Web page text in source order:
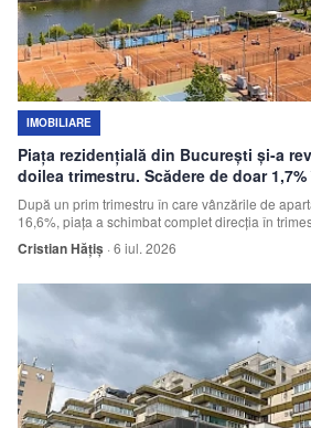
IMOBILIARE
Piața rezidențială din București și-a
doilea trimestru. Scădere de doar
După un prim trimestru în care vânzările de
16,6%, piața a schimbat complet direcția în
ANCPI analiz
Cristian Hățiș · 6 iul. 2026